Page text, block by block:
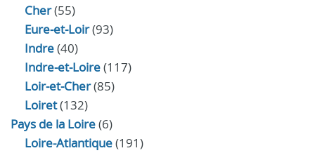
Cher(55)
Eure‑et‑Loir(93)
Indre(40)
Indre‑et‑Loire(117)
Loir‑et‑Cher(85)
Loiret(132)
Pays de la Loire(6)
Loire-Atlantique(191)